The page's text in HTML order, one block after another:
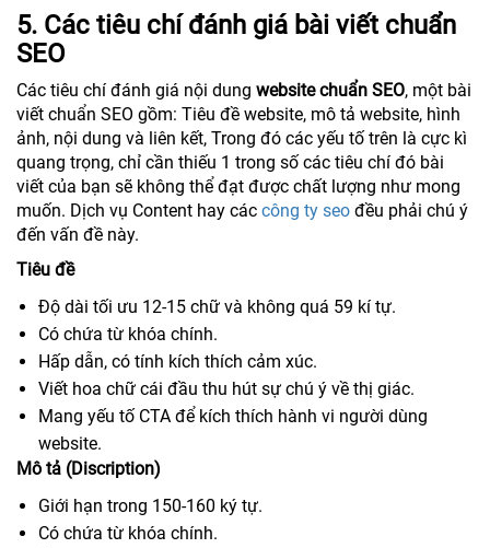
5. Các tiêu chí đánh giá bài viết chuẩn
SEO
Các tiêu chí đánh giá nội dung website chuẩn SEO, một bài
viết chuẩn SEO gồm: Tiêu đề website, mô tả website, hình
ảnh, nội dung và liên kết, Trong đó các yếu tố trên là cực kì
quang trọng, chỉ cần thiếu 1 trong số các tiêu chí đó bài
viết của bạn sẽ không thể đạt được chất lượng như mong
muốn. Dịch vụ Content hay các công ty seo đều phải chú ý
đến vấn đề này.
Tiêu đề
Độ dài tối ưu 12-15 chữ và không quá 59 kí tự.
Có chứa từ khóa chính.
Hấp dẫn, có tính kích thích cảm xúc.
Viết hoa chữ cái đầu thu hút sự chú ý về thị giác.
Mang yếu tố CTA để kích thích hành vi người dùng
website.
Mô tả (Discription)
Giới hạn trong 150-160 ký tự.
Có chứa từ khóa chính.